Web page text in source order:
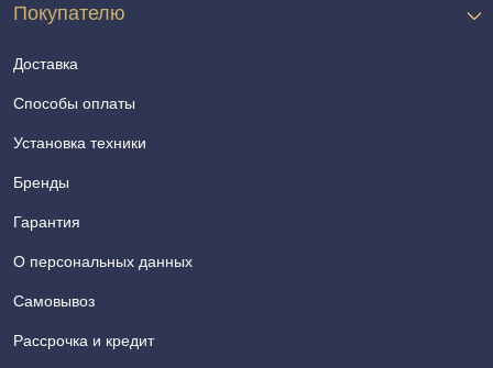
Покупателю
Доставка
Способы оплаты
Установка техники
Бренды
Гарантия
О персональных данных
Самовывоз
Рассрочка и кредит